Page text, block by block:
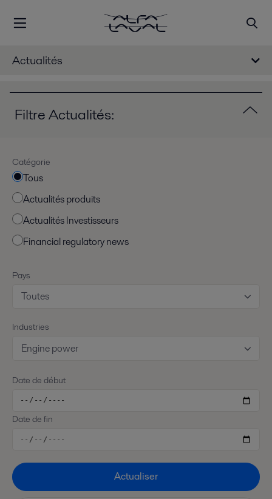
Actualités
Filtre Actualités:
Catégorie
Tous
Actualités produits
Actualités Investisseurs
Financial regulatory news
Pays
Toutes
Industries
Engine power
Date de début
Date de fin
Actualiser